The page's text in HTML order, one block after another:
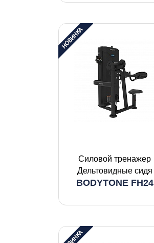
Силовой тренажер
Дельтовидные сидя
BODYTONE FH24